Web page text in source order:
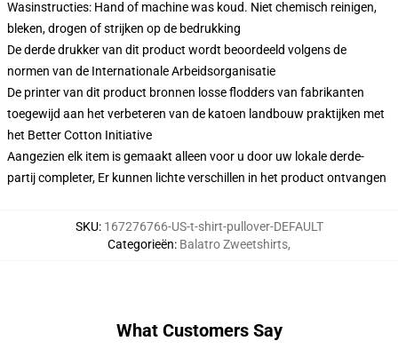
Wasinstructies: Hand of machine was koud. Niet chemisch reinigen,
bleken, drogen of strijken op de bedrukking
De derde drukker van dit product wordt beoordeeld volgens de
normen van de Internationale Arbeidsorganisatie
De printer van dit product bronnen losse flodders van fabrikanten
toegewijd aan het verbeteren van de katoen landbouw praktijken met
het Better Cotton Initiative
Aangezien elk item is gemaakt alleen voor u door uw lokale derde-
partij completer, Er kunnen lichte verschillen in het product ontvangen
SKU: 167276766-US-t-shirt-pullover-DEFAULT
Categorieën: Balatro Zweetshirts,
What Customers Say